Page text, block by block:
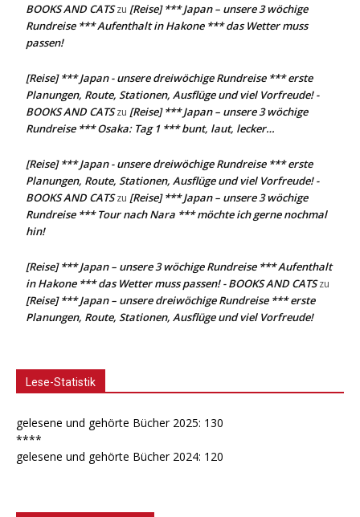
BOOKS AND CATSzu [Reise] *** Japan – unsere 3 wöchige
Rundreise *** Aufenthalt in Hakone *** das Wetter muss
passen!
[Reise] *** Japan - unsere dreiwöchige Rundreise *** erste
Planungen, Route, Stationen, Ausflüge und viel Vorfreude! -
BOOKS AND CATSzu [Reise] *** Japan – unsere 3 wöchige
Rundreise *** Osaka: Tag 1 *** bunt, laut, lecker…
[Reise] *** Japan - unsere dreiwöchige Rundreise *** erste
Planungen, Route, Stationen, Ausflüge und viel Vorfreude! -
BOOKS AND CATSzu [Reise] *** Japan – unsere 3 wöchige
Rundreise *** Tour nach Nara *** möchte ich gerne nochmal
hin!
[Reise] *** Japan – unsere 3 wöchige Rundreise *** Aufenthalt
in Hakone *** das Wetter muss passen! - BOOKS AND CATSzu
[Reise] *** Japan – unsere dreiwöchige Rundreise *** erste
Planungen, Route, Stationen, Ausflüge und viel Vorfreude!
Lese-Statistik
gelesene und gehörte Bücher 2025: 130
****
gelesene und gehörte Bücher 2024: 120